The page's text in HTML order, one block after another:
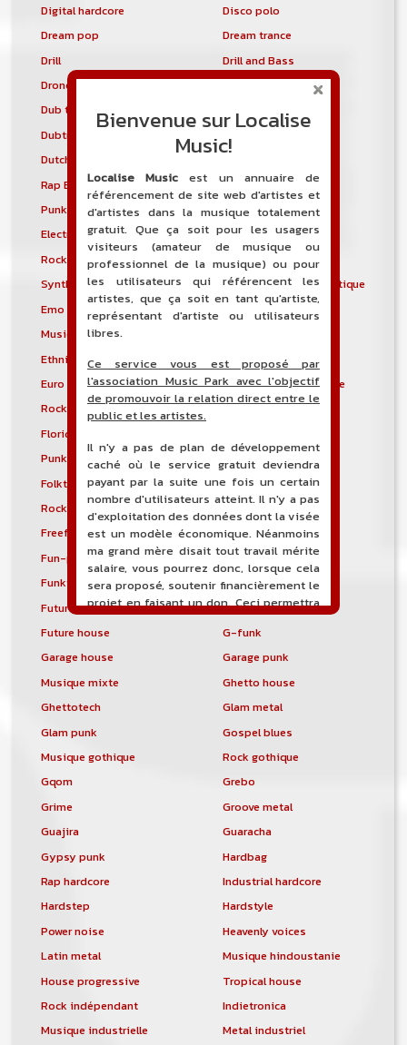
Digital hardcore
Disco polo
Dream pop
Dream trance
Drill
Drill and Bass
Drone
Drumstep
Dub techno
Dubstyle
Dubtronica
Dunedin sound
Dutch house
Rap East Coast
Easycore
Punk gaélique
Électro-industriel
Electronic body music
Musique électronique
Rock électronique
Electronicore
Synthpunk
Musique électroacoustique
Emo
Emo pop
Musique spectrale
Ethnic electronica
Ethno-jazz
Euro Disco
Musique expérimentale
Rock expérimental
Metal extrême
Florida breaks
Punk folk
Medieval rock
Folktronica
Forest
Rock progressif français
Freakbeat
Freeform hardcore
Freestyle
Fun-punk
Funkstep
Funktronica
Funky house
Future bass
Future garage
Future house
G-funk
Garage house
Garage punk
Musique mixte
Ghetto house
Ghettotech
Glam metal
Glam punk
Gospel blues
Musique gothique
Rock gothique
Gqom
Grebo
Grime
Groove metal
Guajira
Guaracha
Gypsy punk
Hardbag
Rap hardcore
Industrial hardcore
Hardstep
Hardstyle
Power noise
Heavenly voices
Latin metal
Musique hindoustanie
House progressive
Tropical house
Rock indépendant
Indietronica
Musique industrielle
Metal industriel
Bienvenue sur Localise
Music!
Localise Music est un annuaire de
référencement de site web d'artistes et
d'artistes dans la musique totalement
gratuit. Que ça soit pour les usagers
visiteurs (amateur de musique ou
professionnel de la musique) ou pour
les utilisateurs qui référencent les
artistes, que ça soit en tant qu'artiste,
représentant d'artiste ou utilisateurs
libres.
Ce service vous est proposé par
l'association Music Park avec l'objectif
de promouvoir la relation direct entre le
public et les artistes.
Il n'y a pas de plan de développement
caché où le service gratuit deviendra
payant par la suite une fois un certain
nombre d'utilisateurs atteint. Il n'y a pas
d'exploitation des données dont la visée
est un modèle économique. Néanmoins
ma grand mère disait tout travail mérite
salaire, vous pourrez donc, lorsque cela
sera proposé, soutenir financièrement le
projet en faisant un don. Ceci permettra
de financer l'hébergement, le nom de
domaine, les heures de maintenance et
de développement du site, et peut-être
de soit que l'ensemble de la
comptabilité sera totalement publique
Un nouveau service de petites annonces
site. Ce service permet, lorsque vous
êtes musiciens ou un groupe, un
musicen(s) ou un groupe, un orchestre,
un DJ, etc...